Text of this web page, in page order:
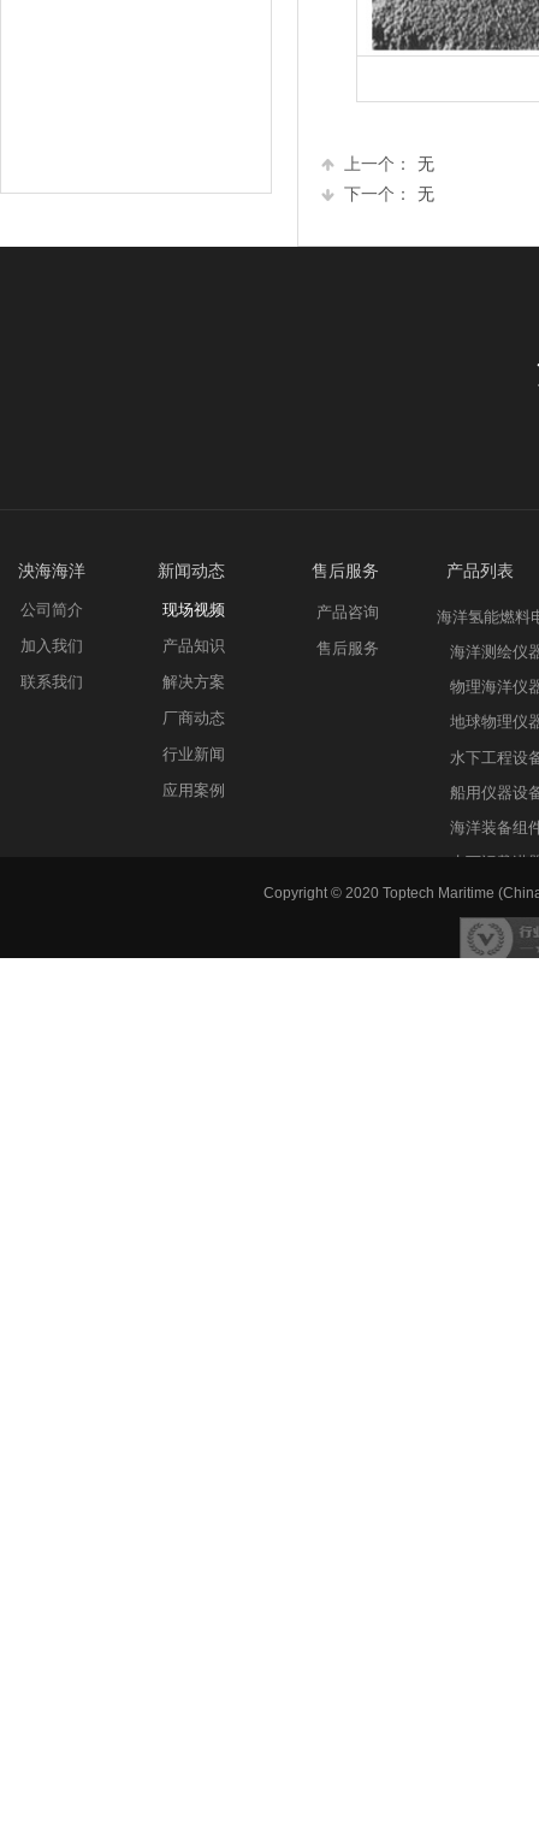
上一个：
无
下一个：
无
海洋氢能燃料
海洋测绘仪
物理海洋仪
地球物理仪
水下工程设
船用仪器设
海洋装备组
水下运载潜
产品咨询
售后服务
现场视频
产品知识
解决方案
厂商动态
行业新闻
应用案例
公司简介
加入我们
联系我们
泱海海洋 新闻动态 售后服务 产品列表
Copyright © 2020 Toptech Maritime